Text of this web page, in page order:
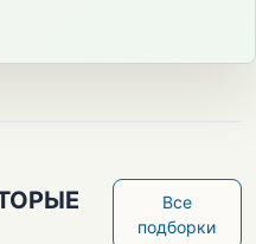
Все
подборки